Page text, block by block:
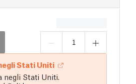
Stati Uniti
negli Stati Uniti.